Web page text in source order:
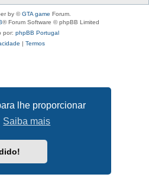
lhe proporcionar
Saiba mais
by ©GTA game Forum.
® Forum Software © phpBB Limited
por: phpBB Portugal
| Termos